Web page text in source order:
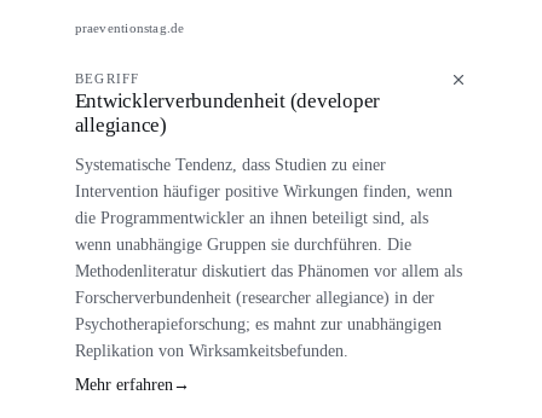
praeventionstag.de
BEGRIFF
Entwicklerverbundenheit (developer
allegiance)
Systematische Tendenz, dass Studien zu einer
Intervention häufiger positive Wirkungen finden, wenn
die Programmentwickler an ihnen beteiligt sind, als
wenn unabhängige Gruppen sie durchführen. Die
Methodenliteratur diskutiert das Phänomen vor allem als
Forscherverbundenheit (researcher allegiance) in der
Psychotherapieforschung; es mahnt zur unabhängigen
Replikation von Wirksamkeitsbefunden.
Mehr erfahren →